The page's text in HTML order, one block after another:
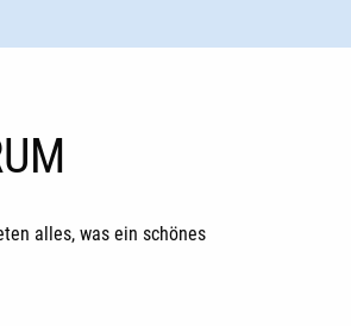
alles, was ein schönes